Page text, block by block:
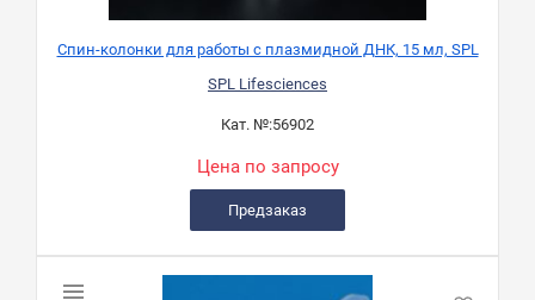
Спин-колонки для работы с плазмидной ДНК, 15 мл, SPL
SPL Lifesciences
Кат. №:56902
Цена по запросу
Предзаказ